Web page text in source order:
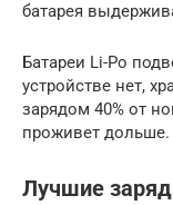
батарея
Батареи Li-Po
устройстве нет,
зарядом 40% от
проживет дольше.
Лучшие